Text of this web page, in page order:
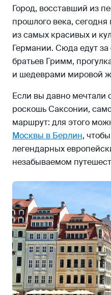
(Kunsthofpassage)
Что посмотреть в
Что посмотреть в
Транспорт в
Где поесть в Дрездене
Что привезти из
Город, восставший из
прошлого века,
из самых красивых и
Германии. Сюда едут
братьев Гримм,
и шедеврами мировой
Если вы давно мечтали
роскошь Саксонии,
маршрут: для этого
Москвы в Берлин,
легендарных
незабываемом